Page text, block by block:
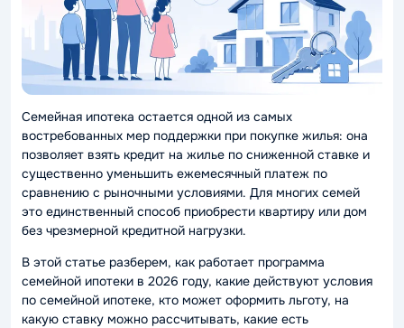
Семейная ипотека остается одной из самых
востребованных мер поддержки при покупке жилья: она
позволяет взять кредит на жилье по сниженной ставке и
существенно уменьшить ежемесячный платеж по
сравнению с рыночными условиями. Для многих семей
это единственный способ приобрести квартиру или дом
без чрезмерной кредитной нагрузки.
В этой статье разберем, как работает программа
семейной ипотеки в 2026 году, какие действуют условия
по семейной ипотеке, кто может оформить льготу, на
какую ставку можно рассчитывать, какие есть